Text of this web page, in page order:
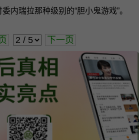
内瑞拉那种级别的“胆小鬼游戏”。
下一页